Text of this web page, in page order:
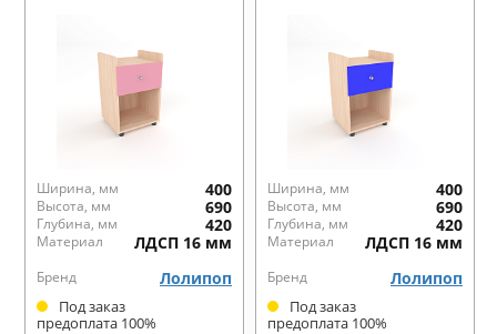
Ширина, мм 400
Высота, мм 690
Глубина, мм 420
Материал ЛДСП 16 мм
Бренд Лолипоп
Под заказ
предоплата 100%
Ширина, мм 400
Высота, мм 690
Глубина, мм 420
Материал ЛДСП 16 мм
Бренд Лолипоп
Под заказ
предоплата 100%